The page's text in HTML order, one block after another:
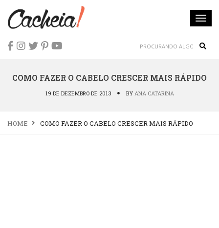
COMO FAZER O CABELO CRESCER MAIS RÁPIDO
19 DE DEZEMBRO DE 2013 BY ANA CATARINA
HOME COMO FAZER O CABELO CRESCER MAIS RÁPIDO